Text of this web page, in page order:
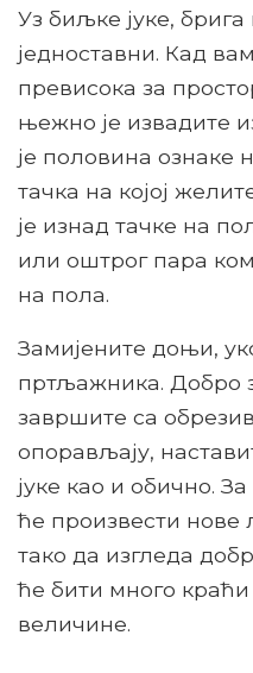
Уз биљке јуке,
једноставни. Кад
превисока за
њежно је извадите
је половина ознаке
тачка на којој
је изнад тачке на
или оштрог пара
на пола.
Замијените доњи,
пртљажника. Добро
завршите са
опорављају,
јуке као и обично.
ће произвести нове
тако да изгледа
ће бити много краћи
величине.